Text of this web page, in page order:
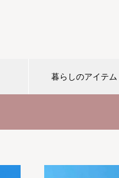
暮らしのアイテム